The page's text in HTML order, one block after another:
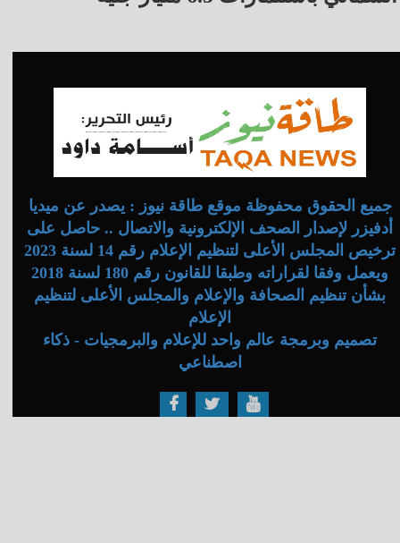
جميع الحقوق محفوظة موقع طاقة نيوز : يصدر عن ميديا
أدفيزر لإصدار الصحف الإلكترونية والاتصال .. حاصل على
ترخيص المجلس الأعلى لتنظيم الإعلام رقم 14 لسنة 2023
ويعمل وفقا لقراراته وطبقا للقانون رقم 180 لسنة 2018
بشأن تنظيم الصحافة والإعلام والمجلس الأعلى لتنظيم
الإعلام
تصميم وبرمجة عالم واحد للإعلام والبرمجيات - ذكاء
اصطناعي